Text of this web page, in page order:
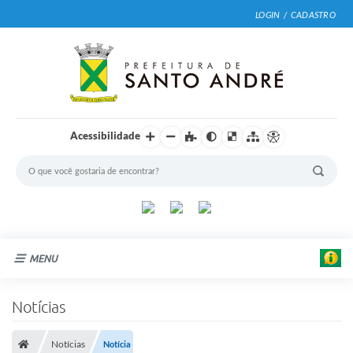
LOGIN / CADASTRO
Acessibilidade
MENU
Notícias
Notícias Notícia